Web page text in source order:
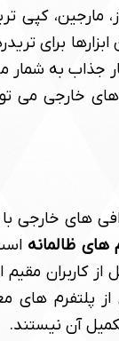
مارجین، کپی
برای
به شمار
های خارجی می
های خارجی
ظالمانه
کاربران مقیم
از پلتفرم های
آن نیستند.